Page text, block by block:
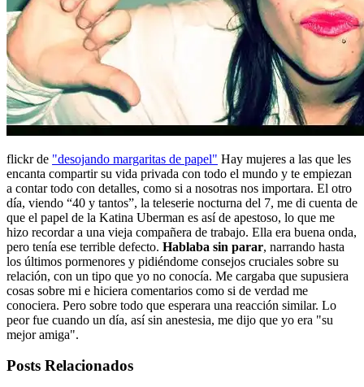
flickr de "desojando margaritas de papel" Hay mujeres a las que les
encanta compartir su vida privada con todo el mundo y te empiezan
a contar todo con detalles, como si a nosotras nos importara. El otro
día, viendo “40 y tantos”, la teleserie nocturna del 7, me di cuenta de
que el papel de la Katina Uberman es así de apestoso, lo que me
hizo recordar a una vieja compañera de trabajo. Ella era buena onda,
pero tenía ese terrible defecto. Hablaba sin parar, narrando hasta
los últimos pormenores y pidiéndome consejos cruciales sobre su
relación, con un tipo que yo no conocía. Me cargaba que supusiera
cosas sobre mi e hiciera comentarios como si de verdad me
conociera. Pero sobre todo que esperara una reacción similar. Lo
peor fue cuando un día, así sin anestesia, me dijo que yo era "su
mejor amiga".
Posts Relacionados